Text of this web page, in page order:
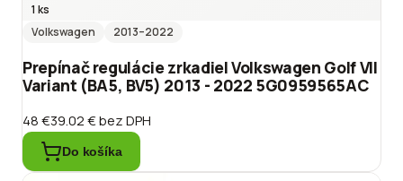
1 ks
Volkswagen
2013–2022
Prepínač regulácie zrkadiel Volkswagen Golf VII
Variant (BA5, BV5) 2013 - 2022 5G0959565AC
48 €39.02 €bez DPH
Do košíka